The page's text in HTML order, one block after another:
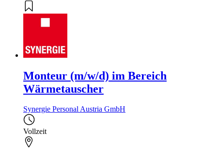
Monteur (m/w/d) im Bereich
Wärmetauscher
Synergie Personal Austria GmbH
Vollzeit